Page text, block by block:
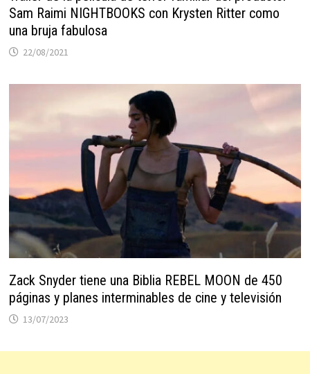
Sam Raimi NIGHTBOOKS con Krysten Ritter como
una bruja fabulosa
22/08/2021
Zack Snyder tiene una Biblia REBEL MOON de 450
páginas y planes interminables de cine y televisión
13/07/2023